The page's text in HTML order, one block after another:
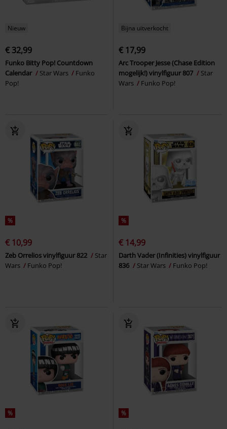
Nieuw
€ 32,99
Funko Bitty Pop! Countdown
Calendar
Star Wars
Funko
Pop!
Bijna uitverkocht
€ 17,99
Arc Trooper Jesse (Chase Edition
mogelijk!) vinylfiguur 807
Star
Wars
Funko Pop!
%
€ 10,99
Zeb Orrelios vinylfiguur 822
Star
Wars
Funko Pop!
%
€ 14,99
Darth Vader (Infinities) vinylfiguur
836
Star Wars Funko Pop!
% %